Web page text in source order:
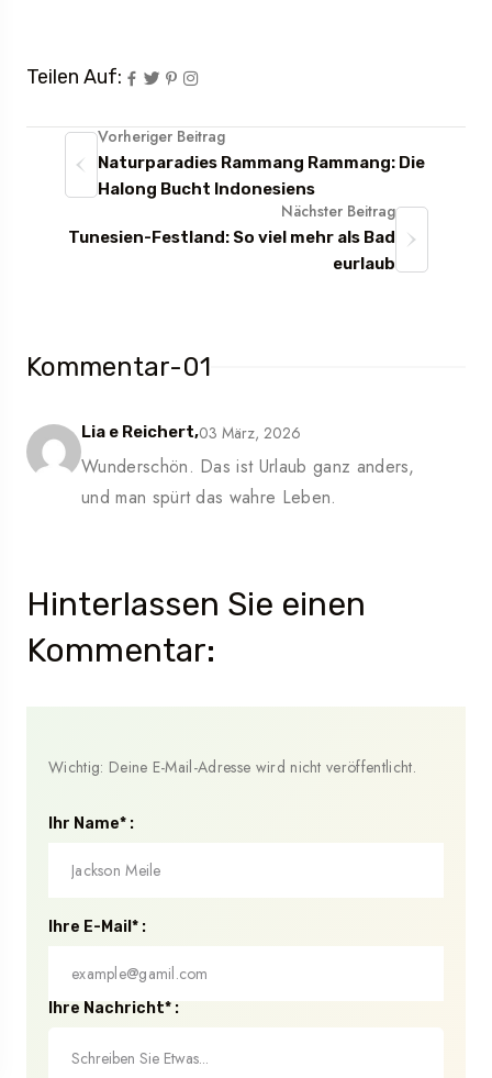
Teilen Auf:
Vorheriger Beitrag
Naturparadies Rammang Rammang: Die
Halong Bucht Indonesiens
Nächster Beitrag
Tunesien-Festland: So viel mehr als Bad
eurlaub
Kommentar-01
Lia e Reichert,03 März, 2026
Wunderschön. Das ist Urlaub ganz anders,
und man spürt das wahre Leben.
Hinterlassen Sie einen
Kommentar:
Wichtig: Deine E-Mail-Adresse wird nicht veröffentlicht.
Ihr Name* :
Ihre E-Mail* :
Ihre Nachricht* :